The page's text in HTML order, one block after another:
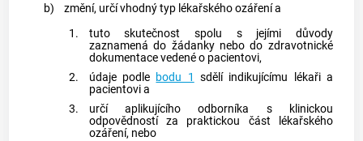
b)
změní, určí vhodný typ lékařského ozářenía
1.
tuto skutečnost spolu s jejími důvody
zaznamená do žádanky nebo do zdravotnické
dokumentace vedené o pacientovi,
2.
údaje podle bodu 1 sdělí indikujícímu lékařia
pacientovi a
3.
určíaplikujícího odborníka s
klinickou
odpovědnostíza praktickou část
lékařského
ozáření, nebo